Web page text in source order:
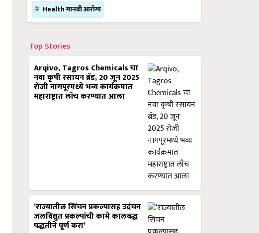
Health मानवी आरोग्य
Top Stories
Arqivo, Tagros Chemicals चा
नवा कृषी रसायन ब्रँड, 20 जून 2025
रोजी नागपूरमध्ये भव्य कार्यक्रमात
महाराष्ट्रात लाँच करण्यात आला
‘राज्यातील सिंचन प्रकल्पासह उदंचन
जलविद्युत प्रकल्पांची कामे कालबद्ध
पद्धतीने पूर्ण करा’